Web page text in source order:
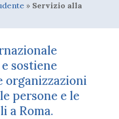
» Servizio alla
sostiene
organizzazioni
persone e le
a Roma.